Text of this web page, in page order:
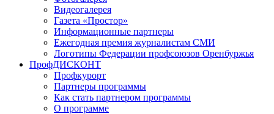
Видеогалерея
Газета «Простор»
Информационные партнеры
Ежегодная премия журналистам СМИ
Логотипы Федерации профсоюзов Оренбуржья
ПрофДИСКОНТ
Профкурорт
Партнеры программы
Как стать партнером программы
О программе